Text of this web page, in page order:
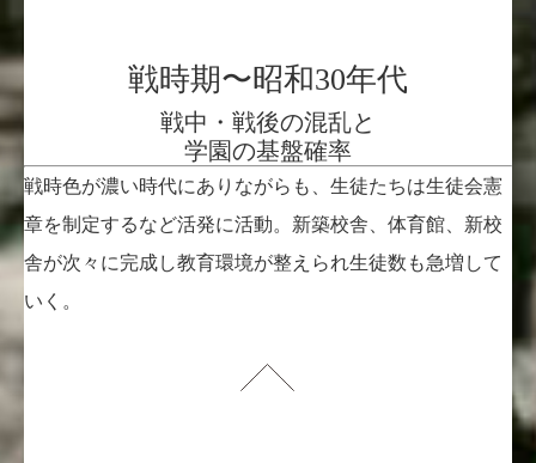
戦時期〜昭和30年代
戦中・戦後の混乱と
学園の基盤確率
戦時色が濃い時代にありながらも、生徒たちは生徒会憲
章を制定するなど活発に活動。新築校舎、体育館、新校
舎が次々に完成し教育環境が整えられ生徒数も急増して
いく。